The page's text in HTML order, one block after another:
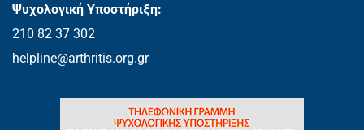
Ψυχολογική Υποστήριξη:
210 82 37 302
helpline@arthritis.org.gr